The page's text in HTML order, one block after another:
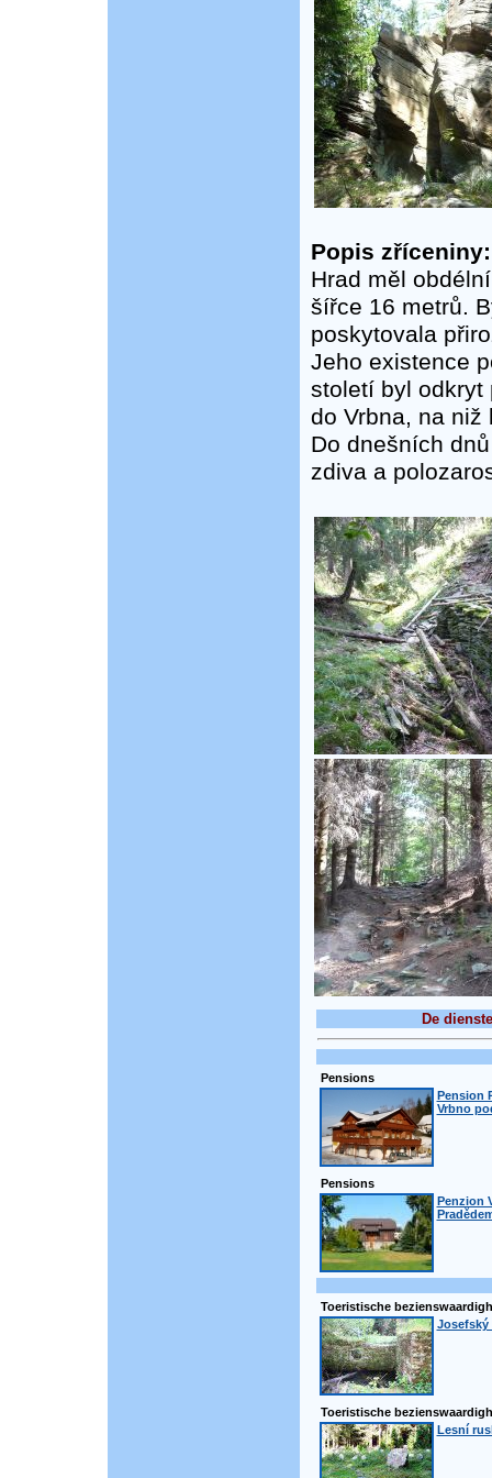
Popis zříceniny:
Hrad měl
šířce 16 metrů.
poskytovala
Jeho existence
století byl odkryt
do Vrbna, na
Do dnešních
zdiva a
De
Pensions
Pension
Vrbno
Pensions
Penzion
Toeristische
Josefský
Toeristische
Lesní